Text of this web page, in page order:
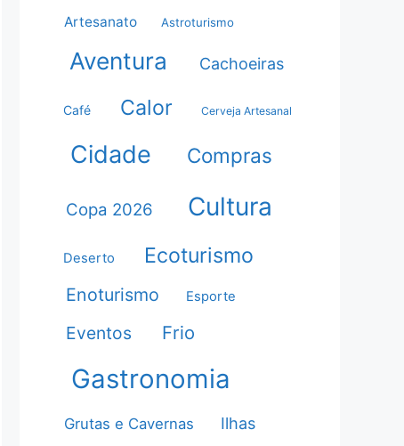
Artesanato Astroturismo
Aventura Cachoeiras
Café Calor Cerveja Artesanal
Cidade Compras
Copa 2026 Cultura
Deserto Ecoturismo
Enoturismo Esporte
Eventos Frio
Gastronomia
Grutas e Cavernas Ilhas